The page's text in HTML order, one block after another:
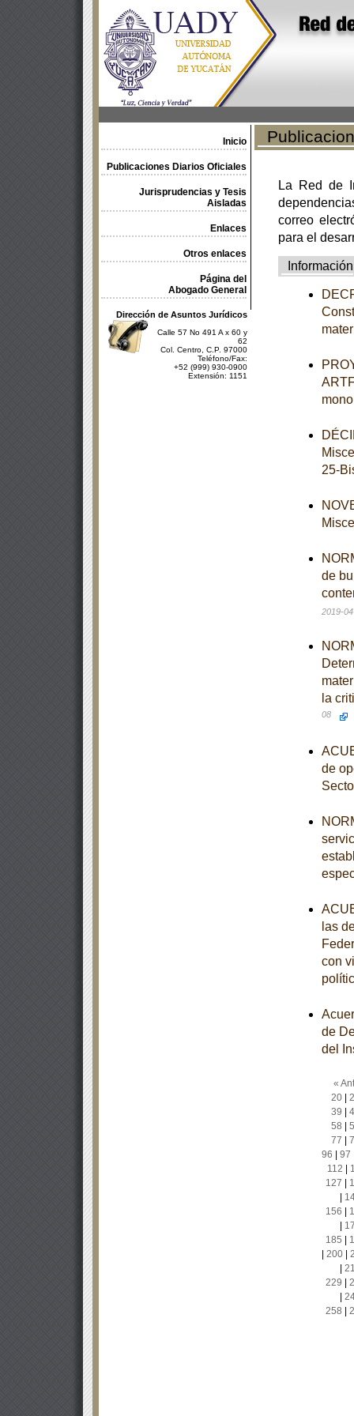
Inicio
Publicaciones Diarios Oficiales
Jurisprudencias y Tesis
Aisladas
Enlaces
Otros enlaces
Página del
Abogado General
Dirección de Asuntos Jurídicos
Calle 57 No 491 A x 60 y
62
Col. Centro, C.P. 97000
Teléfono/Fax:
+52 (999) 930-0900
Extensión: 1151
La Red de
correo
para el
Información
25-
de
2019-
la
08
de
las
con
de
del
«
20|
39
58
77
96
97
112
127
156
185
200|
229
258